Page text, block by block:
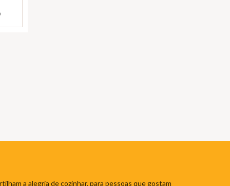
a alegria de cozinhar, para pessoas que gostam